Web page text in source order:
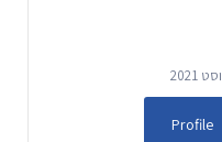
Profile